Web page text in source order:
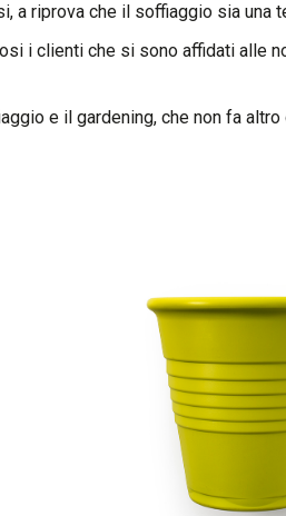
a riprova che il soffiaggio sia una
i clienti che si sono affidati alle
e il gardening, che non fa